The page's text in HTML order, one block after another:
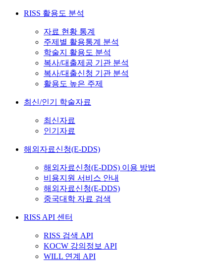
RISS 활용도 분석
자료 현황 통계
주제별 활용통계 분석
학술지 활용도 분석
복사/대출제공 기관 분석
복사/대출신청 기관 분석
활용도 높은 주제
최신/인기 학술자료
최신자료
인기자료
해외자료신청(E-DDS)
해외자료신청(E-DDS) 이용 방법
비용지원 서비스 안내
해외자료신청(E-DDS)
중국대학 자료 검색
RISS API 센터
RISS 검색 API
KOCW 강의정보 API
WILL 연계 API